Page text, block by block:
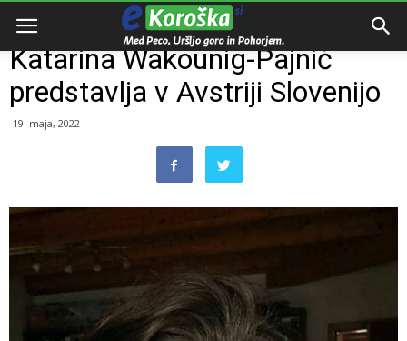
Domov
Katarina Wakounig-Pajnič
predstavlja v Avstriji Slovenijo
19. maja, 2022